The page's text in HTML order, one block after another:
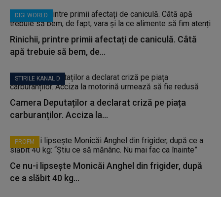
DIGI WORLD
Rinichii, printre primii afectați de caniculă. Câtă
apă trebuie să bem, de...
STIRILE KANAL D
Camera Deputaților a declarat criză pe piața
carburanților. Acciza la...
PROFM
Ce nu-i lipsește Monicăi Anghel din frigider, după
ce a slăbit 40 kg...